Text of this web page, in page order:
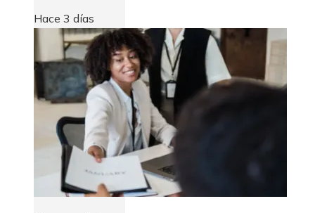
Hace 3 días